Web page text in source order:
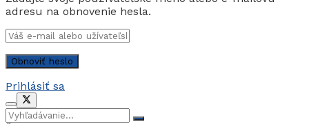
adresu na obnovenie hesla.
Prihlásiť sa